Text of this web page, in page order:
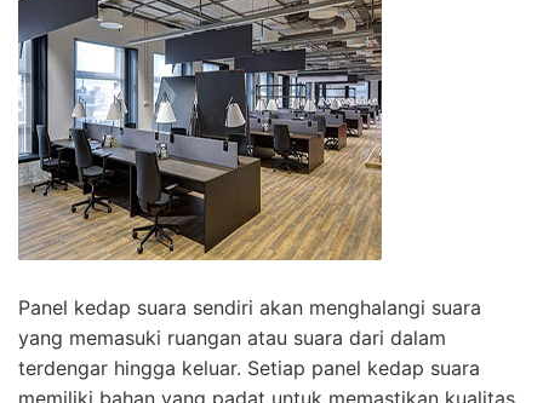
Panel kedap suara sendiri akan menghalangi suara
yang memasuki ruangan atau suara dari dalam
terdengar hingga keluar. Setiap panel kedap suara